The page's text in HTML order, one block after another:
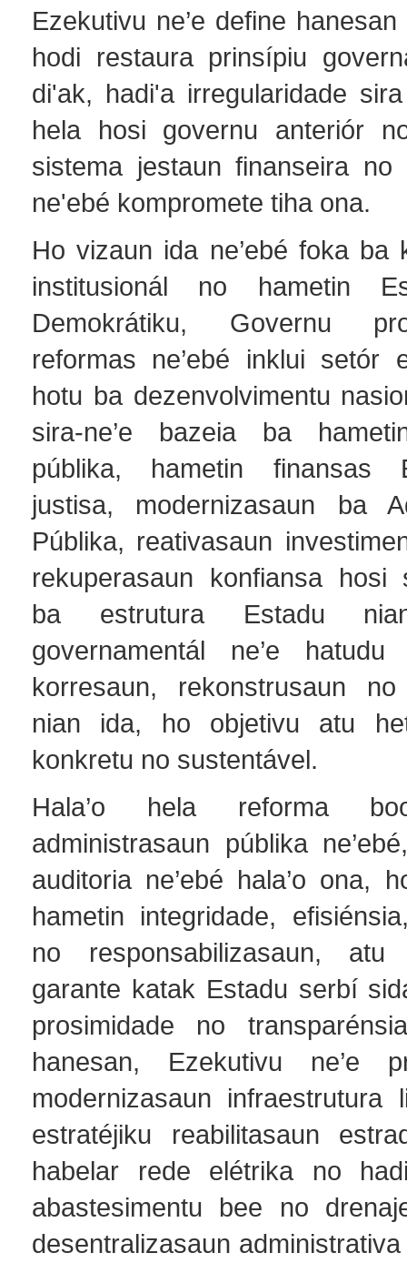
Ezekutivu ne’e define
hodi restaura prinsípiu
di'ak, hadi'a irregularidade
hela hosi governu anteriór
sistema jestaun finanseira no
ne'ebé kompromete tiha ona.
Ho vizaun ida ne’ebé foka ba
institusionál no hametin
Demokrátiku, Governu
reformas ne’ebé inklui setór
hotu ba dezenvolvimentu
sira-ne’e bazeia ba
públika, hametin finansas
justisa, modernizasaun ba
Públika, reativasaun
rekuperasaun konfiansa hosi
ba estrutura Estadu
governamentál ne’e
korresaun, rekonstrusaun no
nian ida, ho objetivu atu
konkretu no sustentável.
Hala’o hela reforma
administrasaun públika
auditoria ne’ebé hala’o ona,
hametin integridade,
no responsabilizasaun, atu
garante katak Estadu serbí
prosimidade no
hanesan, Ezekutivu ne’e
modernizasaun infraestrutura
estratéjiku reabilitasaun
habelar rede elétrika no
abastesimentu bee no
desentralizasaun